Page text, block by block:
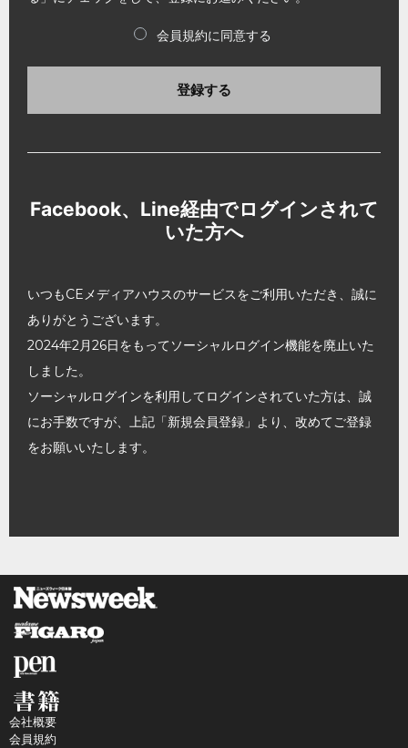
会員規約に同意する
登録する
Facebook、Line経由でログインされて
いた方へ
いつもCEメディアハウスのサービスをご利用いただき、誠に
ありがとうございます。
2024年2月26日をもってソーシャルログイン機能を廃止いた
しました。
ソーシャルログインを利用してログインされていた方は、誠
にお手数ですが、上記「新規会員登録」より、改めてご登録
をお願いいたします。
会社概要
会員規約